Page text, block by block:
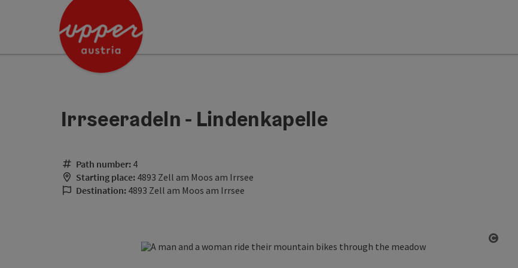
Accesskey
Accesskey
Irrseeradeln - Lindenkapelle
Path number: 4
Starting place: 4893 Zell am Moos am Irrsee
Destination: 4893 Zell am Moos am Irrsee